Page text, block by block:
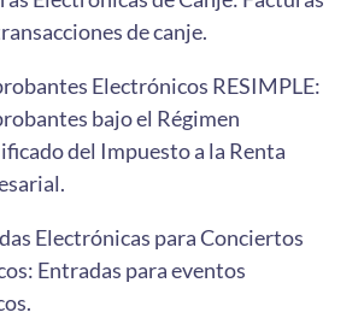
de canje.
Electrónicos RESIMPLE:
bajo el Régimen
del Impuesto a la Renta
Electrónicas para Conciertos
Entradas para eventos